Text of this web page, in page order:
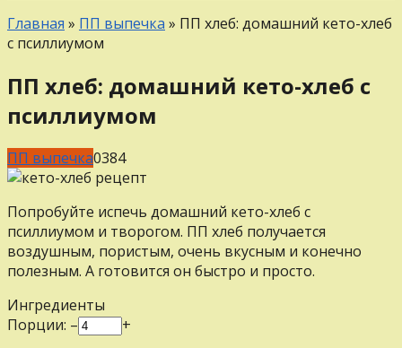
Главная » ПП выпечка » ПП хлеб: домашний кето-хлеб
с псиллиумом
ПП хлеб: домашний кето-хлеб с
псиллиумом
ПП выпечка0384
Попробуйте испечь домашний кето-хлеб с
псиллиумом и творогом. ПП хлеб получается
воздушным, пористым, очень вкусным и конечно
полезным. А готовится он быстро и просто.
Ингредиенты
Порции: –
+